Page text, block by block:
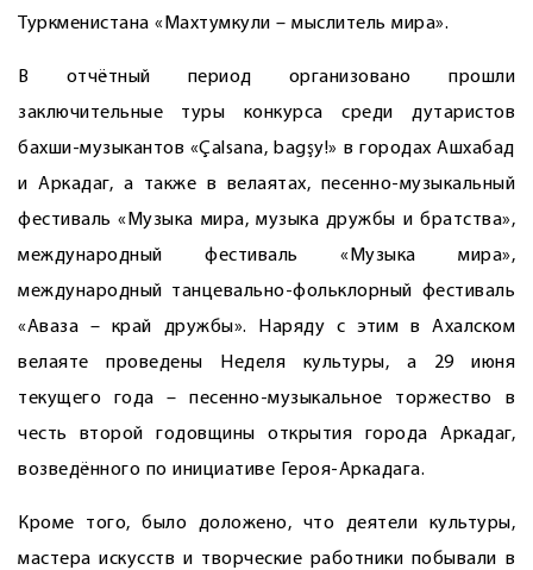
Туркменистана «Махтумкули – мыслитель мира».
В отчётный период организовано прошли
заключительные туры конкурса среди дутаристов
бахши-музыкантов «Çalsana, bagşy!» в городах Ашхабад
и Аркадаг, а также в велаятах, песенно-музыкальный
фестиваль «Музыка мира, музыка дружбы и братства»,
международный фестиваль «Музыка мира»,
международный танцевально-фольклорный фестиваль
«Аваза – край дружбы». Наряду с этим в Ахалском
велаяте проведены Неделя культуры, а 29 июня
текущего года – песенно-музыкальное торжество в
честь второй годовщины открытия города Аркадаг,
возведённого по инициативе Героя-Аркадага.
Кроме того, было доложено, что деятели культуры,
мастера искусств и творческие работники побывали в